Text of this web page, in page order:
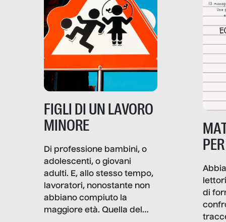
soprattutto nei luoghi di
frattura. Questo reportage
nasce dall’idea che guerre
e crisi penetrino nel tessuto
più intimo delle società per
alterarne le molecole
professionali – e, attraverso
esse, il senso stesso della
lavoro rovescia la sua
gravità.
FIGLI DI UN LAVORO
MINORE
Di professione bambini, o
adolescenti, o giovani
adulti. E, allo stesso tempo,
lavoratori, nonostante non
abbiano compiuto la
maggiore età. Quella del
di